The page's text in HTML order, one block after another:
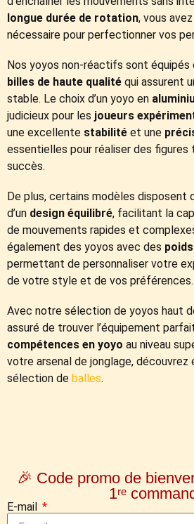
longue durée de rotation, vous
nécessaire pour perfectionner vos
Nos yoyos non-réactifs sont équipés
billes de haute qualité qui assurent
stable. Le choix d’un yoyo en
judicieux pour les joueurs
une excellente stabilité et une
essentielles pour réaliser des figures
succès.
De plus, certains modèles disposent
d’un design équilibré, facilitant la
de mouvements rapides et
également des yoyos avec des
permettant de personnaliser votre
de votre style et de vos préférences.
Avec notre sélection de yoyos haut
assuré de trouver l’équipement
compétences en yoyo au niveau
votre arsenal de jonglage,
sélection de balles.
🎉 Code promo de
1ʳᵉ
E-mail